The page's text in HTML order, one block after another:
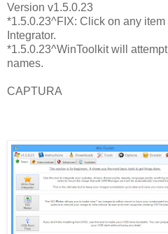
Version v1.5.0.23
*1.5.0.23^FIX: Click on any
Integrator.
*1.5.0.23^WinToolkit will
names.
CAPTURA